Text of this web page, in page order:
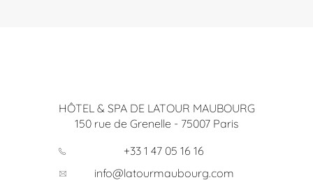
HÔTEL & SPA DE LATOUR MAUBOURG
150 rue de Grenelle - 75007 Paris
+33 1 47 05 16 16
info@latourmaubourg.com